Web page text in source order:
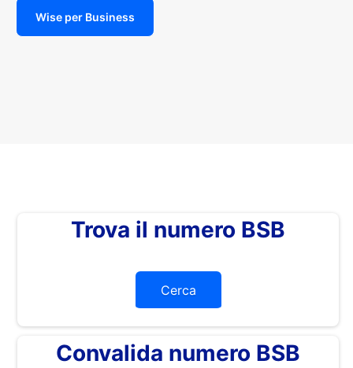
Wise per Business
Trova il numero BSB
Cerca
Convalida numero BSB